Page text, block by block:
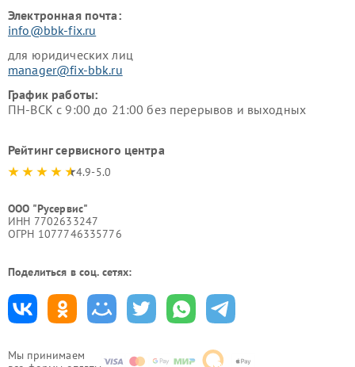
Мы принимаем
Электронная почта:
info@bbk-fix.ru
для юридических лиц
manager@fix-bbk.ru
График работы:
ПН-ВСК с 9:00 до 21:00 без перерывов и выходных
Рейтинг сервисного центра
4.9-5.0
ООО "Русервис"
ИНН 7702633247
ОГРН 1077746335776
Поделиться в соц. сетях: